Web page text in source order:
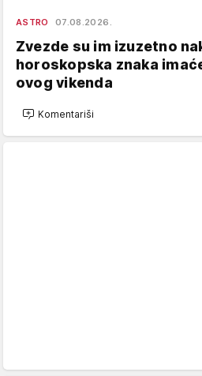
ASTRO 07.08.2026.
Zvezde su im izuzetno
horoskopska znaka
ovog vikenda
Komentariši